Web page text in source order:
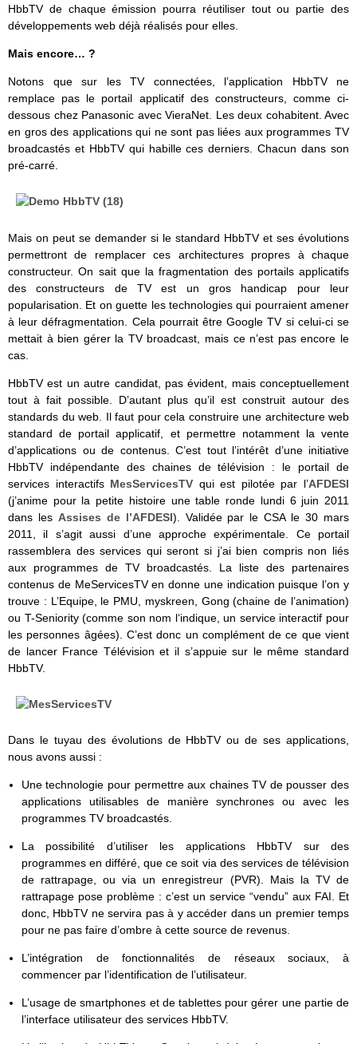
HbbTV de chaque émission pourra réutiliser tout ou partie des
développements web déjà réalisés pour elles.
Mais encore… ?
Notons que sur les TV connectées, l’application HbbTV ne
remplace pas le portail applicatif des constructeurs, comme ci-
dessous chez Panasonic avec VieraNet. Les deux cohabitent. Avec
en gros des applications qui ne sont pas liées aux programmes TV
broadcastés et HbbTV qui habille ces derniers. Chacun dans son
pré-carré.
Mais on peut se demander si le standard HbbTV et ses évolutions
permettront de remplacer ces architectures propres à chaque
constructeur. On sait que la fragmentation des portails applicatifs
des constructeurs de TV est un gros handicap pour leur
popularisation. Et on guette les technologies qui pourraient amener
à leur défragmentation. Cela pourrait être Google TV si celui-ci se
mettait à bien gérer la TV broadcast, mais ce n’est pas encore le
cas.
HbbTV est un autre candidat, pas évident, mais conceptuellement
tout à fait possible. D’autant plus qu’il est construit autour des
standards du web. Il faut pour cela construire une architecture web
standard de portail applicatif, et permettre notamment la vente
d’applications ou de contenus. C’est tout l’intérêt d’une initiative
HbbTV indépendante des chaines de télévision : le portail de
services interactifs MesServicesTV qui est pilotée par l’AFDESI
(j’anime pour la petite histoire une table ronde lundi 6 juin 2011
dans les Assises de l’AFDESI). Validée par le CSA le 30 mars
2011, il s’agit aussi d’une approche expérimentale. Ce portail
rassemblera des services qui seront si j’ai bien compris non liés
aux programmes de TV broadcastés. La liste des partenaires
contenus de MeServicesTV en donne une indication puisque l’on y
trouve : L’Equipe, le PMU, myskreen, Gong (chaine de l’animation)
ou T-Seniority (comme son nom l‘indique, un service interactif pour
les personnes âgées). C’est donc un complément de ce que vient
de lancer France Télévision et il s’appuie sur le même standard
HbbTV.
Dans le tuyau des évolutions de HbbTV ou de ses applications,
nous avons aussi :
Une technologie pour permettre aux chaines TV de pousser des
applications utilisables de manière synchrones ou avec les
programmes TV broadcastés.
La possibilité d’utiliser les applications HbbTV sur des
programmes en différé, que ce soit via des services de télévision
de rattrapage, ou via un enregistreur (PVR). Mais la TV de
rattrapage pose problème : c’est un service “vendu” aux FAI. Et
donc, HbbTV ne servira pas à y accéder dans un premier temps
pour ne pas faire d’ombre à cette source de revenus.
L’intégration de fonctionnalités de réseaux sociaux, à
commencer par l’identification de l’utilisateur.
L’usage de smartphones et de tablettes pour gérer une partie de
l’interface utilisateur des services HbbTV.